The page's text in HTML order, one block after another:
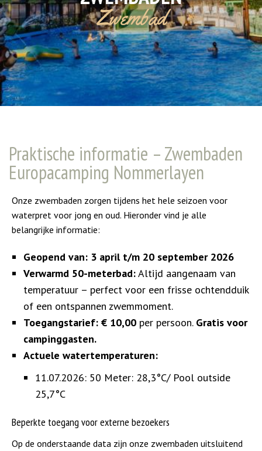
Zwembad
Praktische informatie – Zwembaden
Europacamping Nommerlayen
Onze zwembaden zorgen tijdens het hele seizoen voor
waterpret voor jong en oud. Hieronder vind je alle
belangrijke informatie:
Geopend van: 3 april t/m 20 september 2026
Verwarmd 50-meterbad:Altijd aangenaam van
temperatuur – perfect voor een frisse ochtendduik
of een ontspannen zwemmoment.
Toegangstarief: € 10,00 per persoon. Gratis voor
campinggasten.
Actuele watertemperaturen:
11.07.2026: 50 Meter: 28,3°C/ Pool outside
25,7°C
Beperkte toegang voor externe bezoekers
Op de onderstaande data zijn onze zwembaden uitsluitend